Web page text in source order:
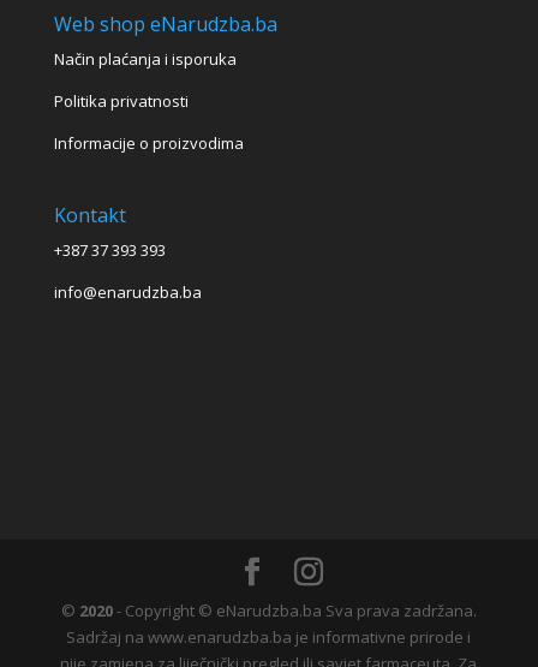
Web shop eNarudzba.ba
Način plaćanja i isporuka
Politika privatnosti
Informacije o proizvodima
Kontakt
+387 37 393 393
info@enarudzba.ba
© 2020- Copyright © eNarudzba.ba Sva prava zadržana.
Sadržaj na www.enarudzba.ba je informativne prirode i